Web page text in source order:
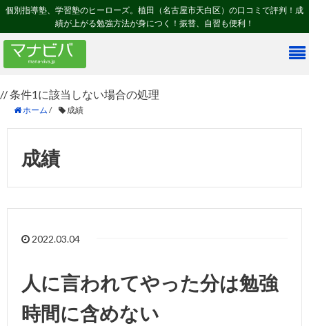
個別指導塾、学習塾のヒーローズ。植田（名古屋市天白区）の口コミで評判！成
績が上がる勉強方法が身につく！振替、自習も便利！
// 条件1に該当しない場合の処理
ホーム / 成績
成績
2022.03.04
人に言われてやった分は勉強
時間に含めない